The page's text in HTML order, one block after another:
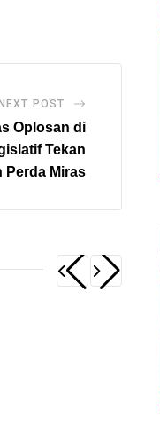
NEXT POST
Oplosan di
Tekan
Perda Miras